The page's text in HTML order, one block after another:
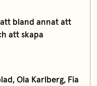
bland annat att
att skapa
Ola Karlberg, Fia